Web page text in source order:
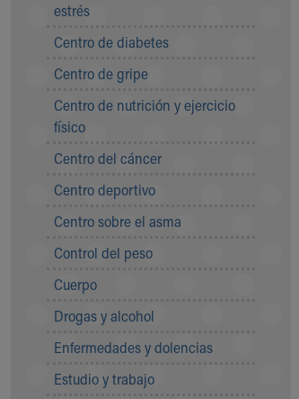
Symptom Checker
Price Estimates
Family Supports
Sports Health Services Provider for Akron Zips
New Parents
Find a Pediatrician
MyChart
Make an Appointment
Breastfeeding Medicine
Child Passenger Safety
Safe Sleep
About Akron Children's Pediatrics
Building a Brighter Future
Our Mission, Vision, Promise
estrés
Centro de diabetes
Centro de gripe
Centro de nutrición y ejercicio
físico
Centro del cáncer
Centro deportivo
Centro sobre el asma
Control del peso
Cuerpo
Drogas y alcohol
Enfermedades y dolencias
Estudio y trabajo